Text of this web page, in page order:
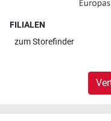
FILIALEN
zumStorefinder